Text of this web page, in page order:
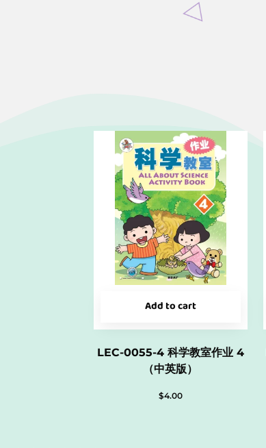
Add to cart
LEC-0055-4 科学教室作业 4
（中英版）
$4.00